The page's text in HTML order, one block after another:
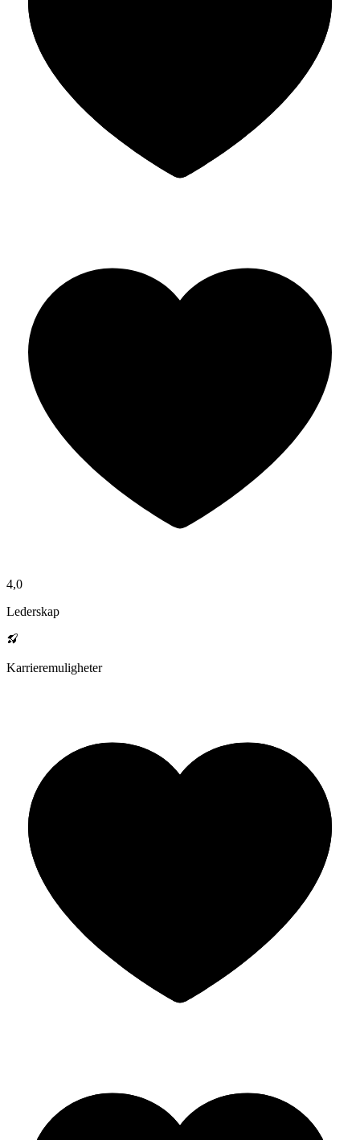
4,0
Lederskap
Karrieremuligheter